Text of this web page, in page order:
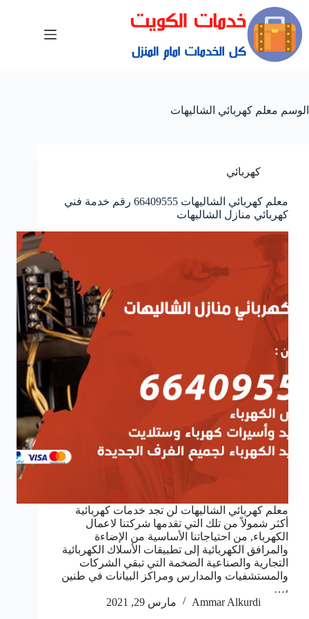
الوسم معلم كهربائي الشاليهات
كهربائي
معلم كهربائي الشاليهات 66409555 رقم خدمة فني
كهربائي منازل الشاليهات
معلم كهربائي الشاليهات لن تجد خدمات كهربائية
أكثر شمولاً من تلك التي تقدمها شركتنا لاعمال
الكهرباء, من احتياجاتنا الأساسية من الإضاءة
والمرافق الكهربائية إلى تطبيقات الأسلاك الكهربائية
التجارية والصناعية الضخمة التي تبقي الشركات
والمستشفيات والمدارس ومراكز البيانات في طنين
،…
Ammar Alkurdi
مارس 29, 2021